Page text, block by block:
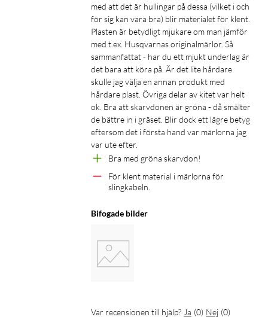
med att det är hullingar på dessa (vilket i och
för sig kan vara bra) blir materialet för klent.
Plasten är betydligt mjukare om man jämför
med t.ex. Husqvarnas originalmärlor. Så
sammanfattat - har du ett mjukt underlag är
det bara att köra på. Är det lite hårdare
skulle jag välja en annan produkt med
hårdare plast. Övriga delar av kitet var helt
ok. Bra att skarvdonen är gröna - då smälter
de bättre in i gräset. Blir dock ett lägre betyg
eftersom det i första hand var märlorna jag
var ute efter.
Bra med gröna skarvdon!
För klent material i märlorna för
slingkabeln.
Bifogade bilder
Var recensionen till hjälp? Ja (0) Nej (0)